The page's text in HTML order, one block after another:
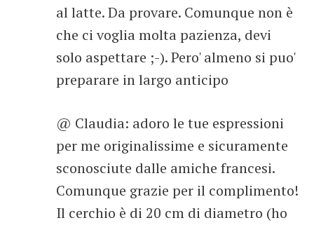
al latte. Da provare. Comunque non è
che ci voglia molta pazienza, devi
solo aspettare ;-). Pero' almeno si puo'
preparare in largo anticipo
@ Claudia: adoro le tue espressioni
per me originalissime e sicuramente
sconosciute dalle amiche francesi.
Comunque grazie per il complimento!
Il cerchio è di 20 cm di diametro (ho